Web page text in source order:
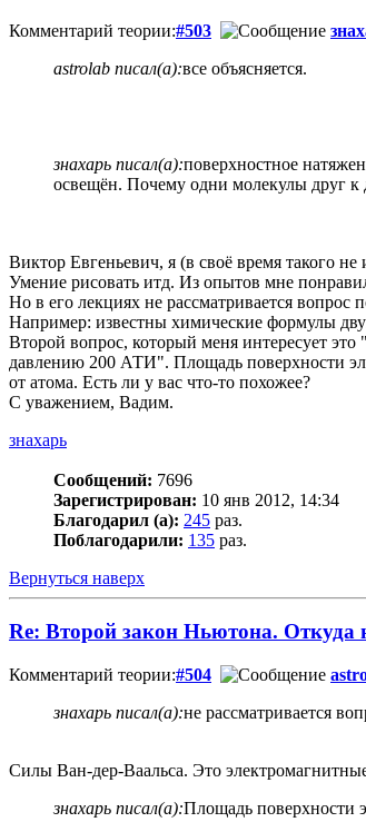
Комментарий теории:#503
astrolab писал(а):все объясняется.
знахарь писал(а):поверхностное
освещён. Почему одни молекулы друг к
Виктор Евгеньевич, я (в своё время такого
Умение рисовать итд. Из опытов мне
Но в его лекциях не рассматривается вопрос
Например: известны химические формулы
Второй вопрос, который меня интересует
давлению 200 АТИ". Площадь поверхности
от атома. Есть ли у вас что-то похожее?
С уважением, Вадим.
знахарь
Сообщений: 7696
Зарегистрирован: 10 янв 2012, 14:34
Благодарил (а): 245 раз.
Поблагодарили: 135 раз.
Вернуться наверх
Re: Второй закон Ньютона. Откуда
Комментарий теории:#504
знахарь писал(а):не рассматривается
Силы Ван-дер-Ваальса. Это
знахарь писал(а):Площадь поверхности